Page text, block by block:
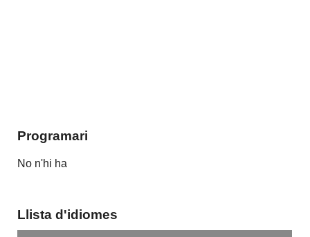
Programari
No n'hi ha
Llista d'idiomes